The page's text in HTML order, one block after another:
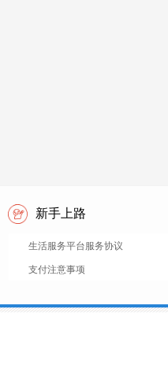
新手上路
生活服务平台服务协议
支付注意事项